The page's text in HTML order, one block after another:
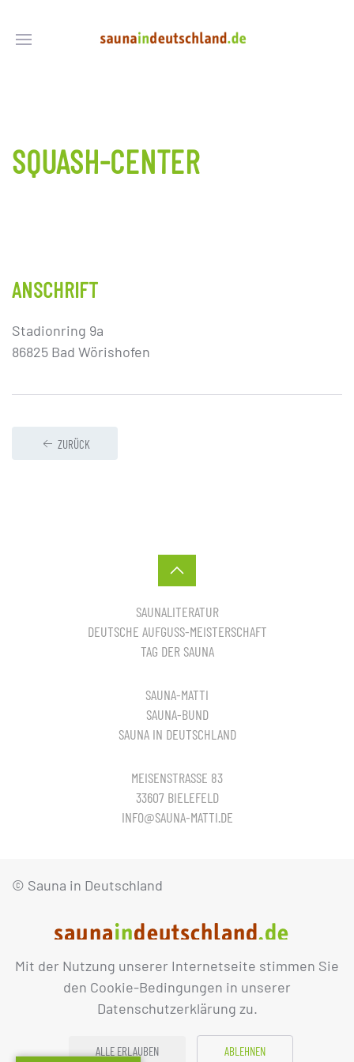
Mit der Nutzung unserer Internetseite stimmen Sie
den Cookie-Bedingungen in unserer
Datenschutzerklärung zu.
ALLE ERLAUBEN ABLEHNEN
SQUASH-CENTER
ANSCHRIFT
Stadionring 9a
86825 Bad Wörishofen
ZURÜCK
SAUNALITERATUR
DEUTSCHE AUFGUSS-MEISTERSCHAFT
TAG DER SAUNA
SAUNA-MATTI
SAUNA-BUND
SAUNA IN DEUTSCHLAND
MEISENSTRASSE 83
33607 BIELEFELD
INFO@SAUNA-MATTI.DE
© Sauna in Deutschland
IMPRESSUM DATENSCHUTZ